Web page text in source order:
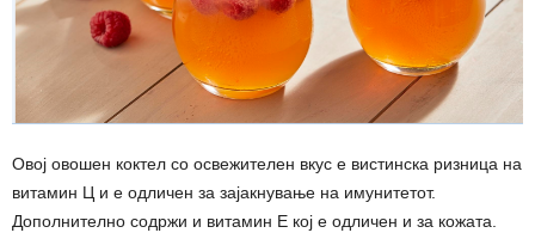
Овој овошен коктел со освежителен вкус е вистинска ризница на
витамин Ц и е одличен за зајакнување на имунитетот.
Дополнително содржи и витамин Е кој е одличен и за кожата.